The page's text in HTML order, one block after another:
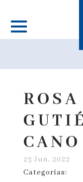
CANO
23 Jun, 2022
Categorías: